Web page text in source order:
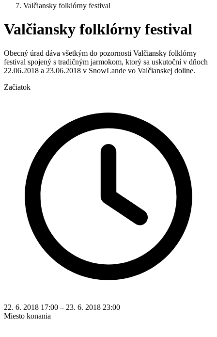
Valčiansky folklórny festival
Valčiansky folklórny festival
Obecný úrad dáva všetkým do pozornosti Valčiansky folklórny
festival spojený s tradičným jarmokom, ktorý sa uskutoční v dňoch
22.06.2018 a 23.06.2018 v SnowLande vo Valčianskej doline.
Začiatok
22. 6. 2018 17:00 – 23. 6. 2018 23:00
Miesto konania